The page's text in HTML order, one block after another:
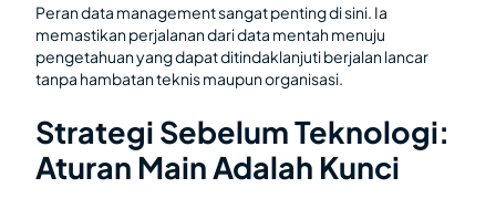
Peran data management sangat penting di sini. Ia
memastikan perjalanan dari data mentah menuju
pengetahuan yang dapat ditindaklanjuti berjalan lancar
tanpa hambatan teknis maupun organisasi.
Strategi Sebelum Teknologi:
Aturan Main Adalah Kunci